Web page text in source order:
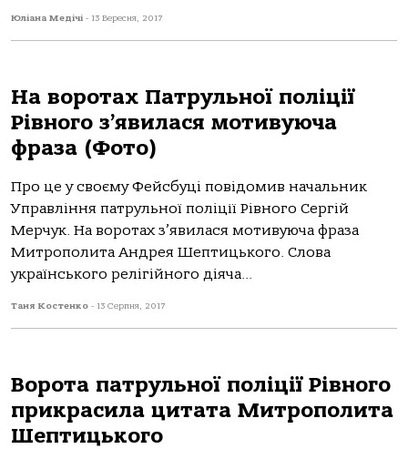
Юліана Медічі - 13 Вересня, 2017
На воротах Патрульної поліції
Рівного з’явилася мотивуюча
фраза (Фото)
Про це у своєму Фейсбуці повідомив начальник
Управління патрульної поліції Рівного Сергій
Мерчук. На воротах з’явилася мотивуюча фраза
Митрополита Андрея Шептицького. Слова
українського релігійного діяча...
Таня Костенко - 13 Серпня, 2017
Ворота патрульної поліції Рівного
прикрасила цитата Митрополита
Шептицького